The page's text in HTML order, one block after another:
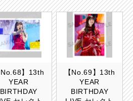
No.68】13th
YEAR
BIRTHDAY
【No.69】13th
YEAR
BIRTHDAY